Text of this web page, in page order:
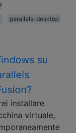
parallels-desktop
su
installare
virtuale,